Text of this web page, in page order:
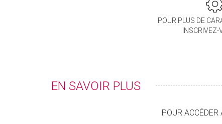
POUR PLUS DE
INSCRIVEZ-
EN SAVOIR PLUS
POUR